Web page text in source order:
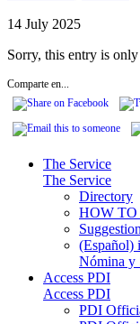
14 July 2025
Sorry, this entry is
Comparte en...
The Service
The Service
Directory
HOW TO
(Español)
Nómina y
Access PDI
Access PDI
PDI